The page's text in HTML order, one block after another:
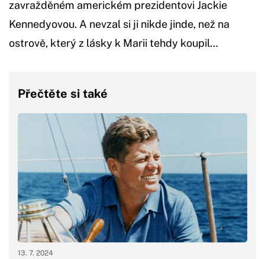
zavražděném americkém prezidentovi Jackie
Kennedyovou. A nevzal si ji nikde jinde, než na
ostrově, který z lásky k Marii tehdy koupil…
Přečtěte si také
13. 7. 2024